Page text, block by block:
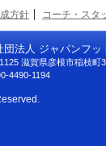
方針 コーチ・スタ
団法人 ジャパンフッ
滋賀県彦根市稲枝町
4490-1194